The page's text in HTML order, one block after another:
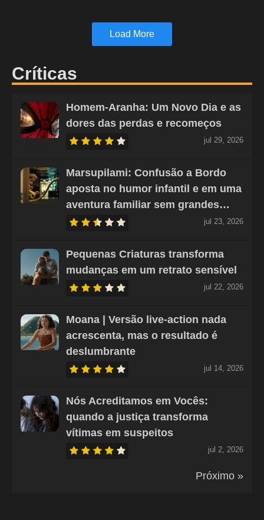
Load More
Críticas
Homem-Aranha: Um Novo Dia e as
dores das perdas e recomeços
jul 29, 2026
Marsupilami: Confusão a Bordo
aposta no humor infantil e em uma
aventura familiar sem grandes…
jul 23, 2026
Pequenas Criaturas transforma
mudanças em um retrato sensível
jul 22, 2026
Moana | Versão live-action nada
acrescenta, mas o resultado é
deslumbrante
jul 14, 2026
Nós Acreditamos em Vocês:
quando a justiça transforma
vítimas em suspeitos
jul 2, 2026
Próximo »